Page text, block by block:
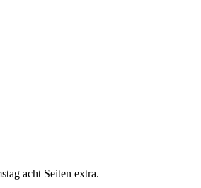
acht Seiten extra.